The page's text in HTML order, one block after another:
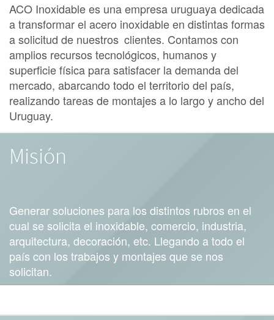
ACO Inoxidable es una empresa uruguaya dedicada
a transformar el acero inoxidable en distintas formas
a solicitud de nuestros clientes. Contamos con
amplios recursos tecnológicos, humanos y
superficie física para satisfacer la demanda del
mercado, abarcando todo el territorio del país,
realizando tareas de montajes a lo largo y ancho del
Uruguay.
Misión
Generar soluciones para los distintos rubros en el
cual se solicita el inoxidable, comercio, industria,
arquitectura, decoración, etc. Llegando a todo el
país con los trabajos y montajes que se nos
solicitan.